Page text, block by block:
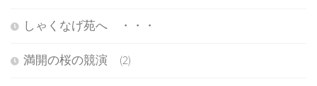
しゃくなげ苑へ ・・・
満開の桜の競演 (2)